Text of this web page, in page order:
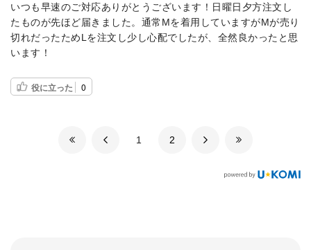
いつも早速のご対応ありがとうございます！日曜日夕方注文し
たものが先ほど届きました。通常Mを着用していますがMが売り
切れだったためLを注文し少し心配でしたが、全然良かったと思
います！
役に立った 0
​1 ​2